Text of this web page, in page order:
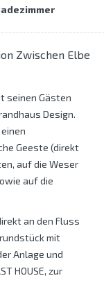
Zwischen Elbe
seinen Gästen
Design.
Geeste (direkt
auf die Weser
auf die
an den Fluss
mit
Anlage und
HOUSE, zur